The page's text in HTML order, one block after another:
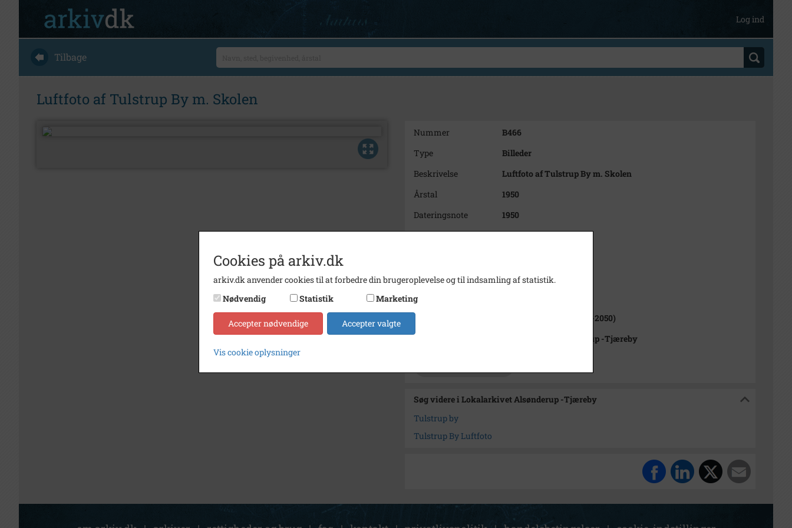
Log ind
Tilbage
Luftfoto af Tulstrup By m. Skolen
Nummer
B466
Type
Billeder
Beskrivelse
Luftfoto af Tulstrup By m. Skolen
Årstal
1950
Dateringsnote
1950
Fotograf
Ukendt
Se på kort
Type
Enhed
Alsønderup Sogn (1000-2050)
Arkiv
Lokalarkivet Alsønderup -Tjæreby
Søg videre i Lokalarkivet Alsønderup -Tjæreby
Tulstrup by
Tulstrup By Luftfoto
Cookies på arkiv.dk
arkiv.dk anvender cookies til at forbedre din brugeroplevelse og til indsamling af statistik.
Nødvendig
Statistik Marketing
Accepter nødvendige Accepter valgte
Vis cookie oplysninger